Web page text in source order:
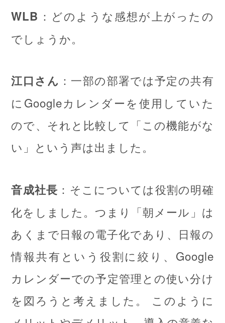
WLB ：どのような感想が上がったの
でしょうか。
江口さん ：一部の部署では予定の共有
にGoogleカレンダーを使用していた
ので、それと比較して「この機能がな
い」という声は出ました。
音成社長 ：そこについては役割の明確
化をしました。つまり「朝メール」は
あくまで日報の電子化であり、日報の
情報共有という役割に絞り、Google
カレンダーでの予定管理との使い分け
を図ろうと考えました。 このように